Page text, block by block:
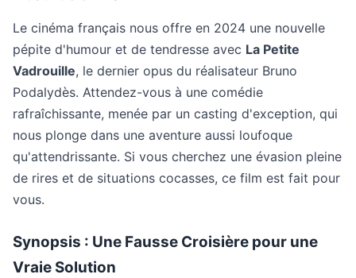
Le cinéma français nous offre en 2024 une nouvelle
pépite d'humour et de tendresse avec La Petite
Vadrouille, le dernier opus du réalisateur Bruno
Podalydès. Attendez-vous à une comédie
rafraîchissante, menée par un casting d'exception, qui
nous plonge dans une aventure aussi loufoque
qu'attendrissante. Si vous cherchez une évasion pleine
de rires et de situations cocasses, ce film est fait pour
vous.
Synopsis : Une Fausse Croisière pour une
Vraie Solution